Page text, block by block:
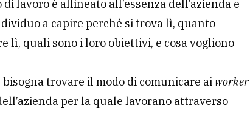
lavoro è allineato all’essenza dell’azienda e
a capire perché si trova lì, quanto
lì, quali sono i loro obiettivi, e cosa vogliono
trovare il modo di comunicare ai worker
per la quale lavorano attraverso